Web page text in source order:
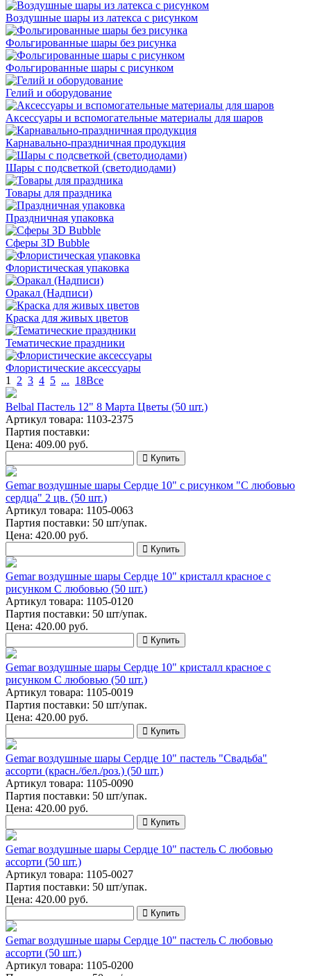
Воздушные шары из латекса с рисунком
Фольгированные шары без рисунка
Фольгированные шары с рисунком
Гелий и оборудование
Аксессуары и вспомогательные материалы для шаров
Карнавально-праздничная продукция
Шары с подсветкой (светодиодами)
Товары для праздника
Праздничная упаковка
Сферы 3D Bubble
Флористическая упаковка
Оракал (Надписи)
Краска для живых цветов
Тематические праздники
Флористические аксессуары
1
2 3 4 5 ... 18Все
Belbal Пастель 12" 8 Марта Цветы (50 шт.)
Артикул товара: 1103-2375
Партия поставки:
Цена: 409.00 руб.
Купить
Gemar воздушные шары Сердце 10" с рисунком "С любовью
сердца" 2 цв. (50 шт.)
Артикул товара: 1105-0063
Партия поставки: 50 шт/упак.
Цена: 420.00 руб.
Купить
Gemar воздушные шары Сердце 10" кристалл красное с
рисунком С любовью (50 шт.)
Артикул товара: 1105-0120
Партия поставки: 50 шт/упак.
Цена: 420.00 руб.
Купить
Gemar воздушные шары Сердце 10" кристалл красное с
рисунком С любовью (50 шт.)
Артикул товара: 1105-0019
Партия поставки: 50 шт/упак.
Цена: 420.00 руб.
Купить
Gemar воздушные шары Сердце 10" пастель "Свадьба"
ассорти (красн./бел./роз.) (50 шт.)
Артикул товара: 1105-0090
Партия поставки: 50 шт/упак.
Цена: 420.00 руб.
Купить
Gemar воздушные шары Сердце 10" пастель С любовью
ассорти (50 шт.)
Артикул товара: 1105-0027
Партия поставки: 50 шт/упак.
Цена: 420.00 руб.
Купить
Gemar воздушные шары Сердце 10" пастель С любовью
ассорти (50 шт.)
Артикул товара: 1105-0200